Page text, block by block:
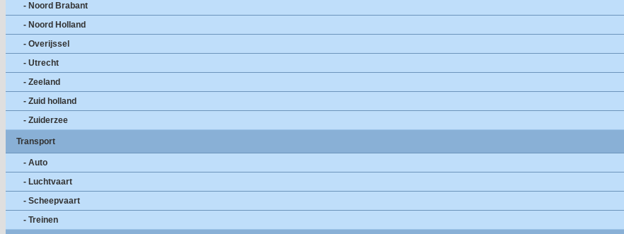
- Noord Brabant
- Noord Holland
- Overijssel
- Utrecht
- Zeeland
- Zuid holland
- Zuiderzee
Transport
- Auto
- Luchtvaart
- Scheepvaart
- Treinen